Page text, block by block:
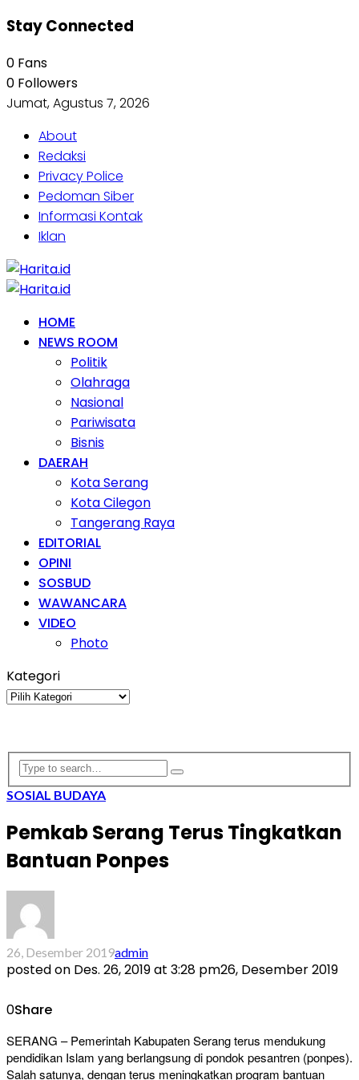
Stay Connected
0 Fans
0 Followers
Jumat, Agustus 7, 2026
About
Redaksi
Privacy Police
Pedoman Siber
Informasi Kontak
Iklan
HOME
NEWS ROOM
Politik
Olahraga
Nasional
Pariwisata
Bisnis
DAERAH
Kota Serang
Kota Cilegon
Tangerang Raya
EDITORIAL
OPINI
SOSBUD
WAWANCARA
VIDEO
Photo
Kategori
Kategori
SOSIAL BUDAYA
Pemkab Serang Terus Tingkatkan
Bantuan Ponpes
26, Desember 2019admin
posted on Des. 26, 2019 at 3:28 pm26, Desember 2019
0Share
SERANG – Pemerintah Kabupaten Serang terus mendukung
pendidikan Islam yang berlangsung di pondok pesantren (ponpes).
Salah satunya, dengan terus meningkatkan program bantuan